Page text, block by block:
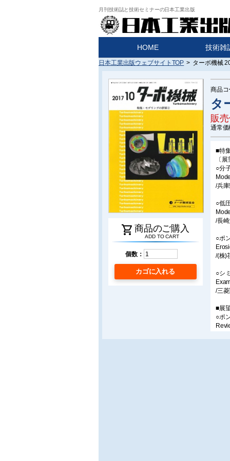
月刊技術誌と技術セミナーの日本工業出版
HOME 技術雑
日本工業出版ウェブサイトTOP > ターボ機械
shopping_cart 商品のご購入
ADD TO CART
個数：
カゴに入れる
商品コ
タ
販
通常価
■特
〔
○分
/兵
○低
/長
○ポ
/(株)
○シ
/三
■展
○ポ